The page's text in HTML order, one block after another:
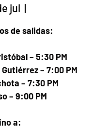
jul
  |
de salidas:
– 5:30 PM
– 7:00 PM
– 7:30 PM
– 9:00 PM
a: